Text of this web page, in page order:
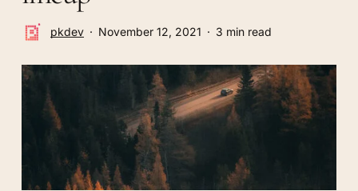
pkdev November 12, 2021 3 min read